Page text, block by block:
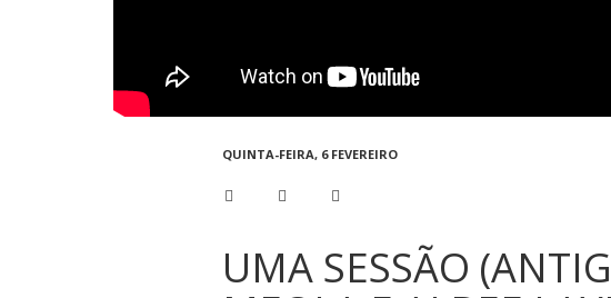
QUINTA-FEIRA, 6 FEVEREIRO
UMA SESSÃO